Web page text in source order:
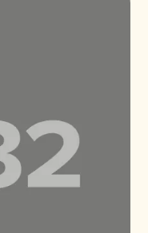
ราจะ